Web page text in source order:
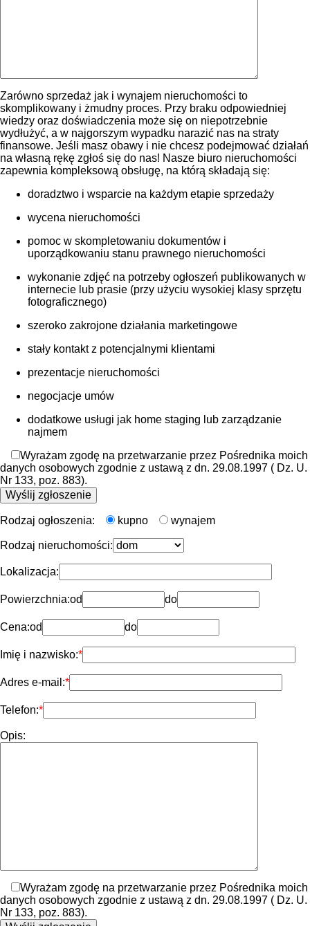
Zarówno sprzedaż jak i wynajem nieruchomości to
skomplikowany i żmudny proces. Przy braku odpowiedniej
wiedzy oraz doświadczenia może się on niepotrzebnie
wydłużyć, a w najgorszym wypadku narazić nas na straty
finansowe. Jeśli masz obawy i nie chcesz podejmować działań
na własną rękę zgłoś się do nas! Nasze biuro nieruchomości
zapewnia kompleksową obsługę, na którą składają się:
doradztwo i wsparcie na każdym etapie sprzedaży
wycena nieruchomości
pomoc w skompletowaniu dokumentów i
uporządkowaniu stanu prawnego nieruchomości
wykonanie zdjęć na potrzeby ogłoszeń publikowanych w
internecie lub prasie (przy użyciu wysokiej klasy sprzętu
fotograficznego)
szeroko zakrojone działania marketingowe
stały kontakt z potencjalnymi klientami
prezentacje nieruchomości
negocjacje umów
dodatkowe usługi jak home staging lub zarządzanie
najmem
Wyrażam zgodę na przetwarzanie przez Pośrednika moich
danych osobowych zgodnie z ustawą z dn. 29.08.1997 ( Dz. U.
Nr 133, poz. 883).
Rodzaj ogłoszenia: kupno wynajem
Rodzaj nieruchomości:
Lokalizacja:
Powierzchnia:od do
Cena:od do
Imię i nazwisko:
Adres e-mail:
Telefon:
Opis:
Wyrażam zgodę na przetwarzanie przez Pośrednika moich
danych osobowych zgodnie z ustawą z dn. 29.08.1997 ( Dz. U.
Nr 133, poz. 883).